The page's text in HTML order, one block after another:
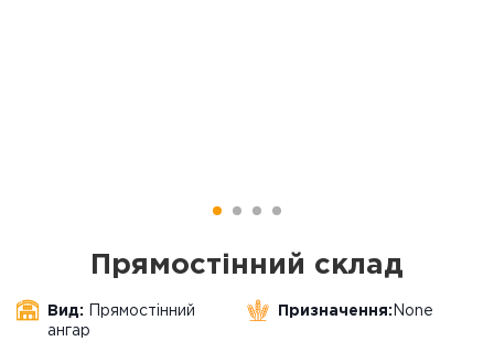
Прямостінний склад
Вид: Прямостінний
ангар
Призначення: None